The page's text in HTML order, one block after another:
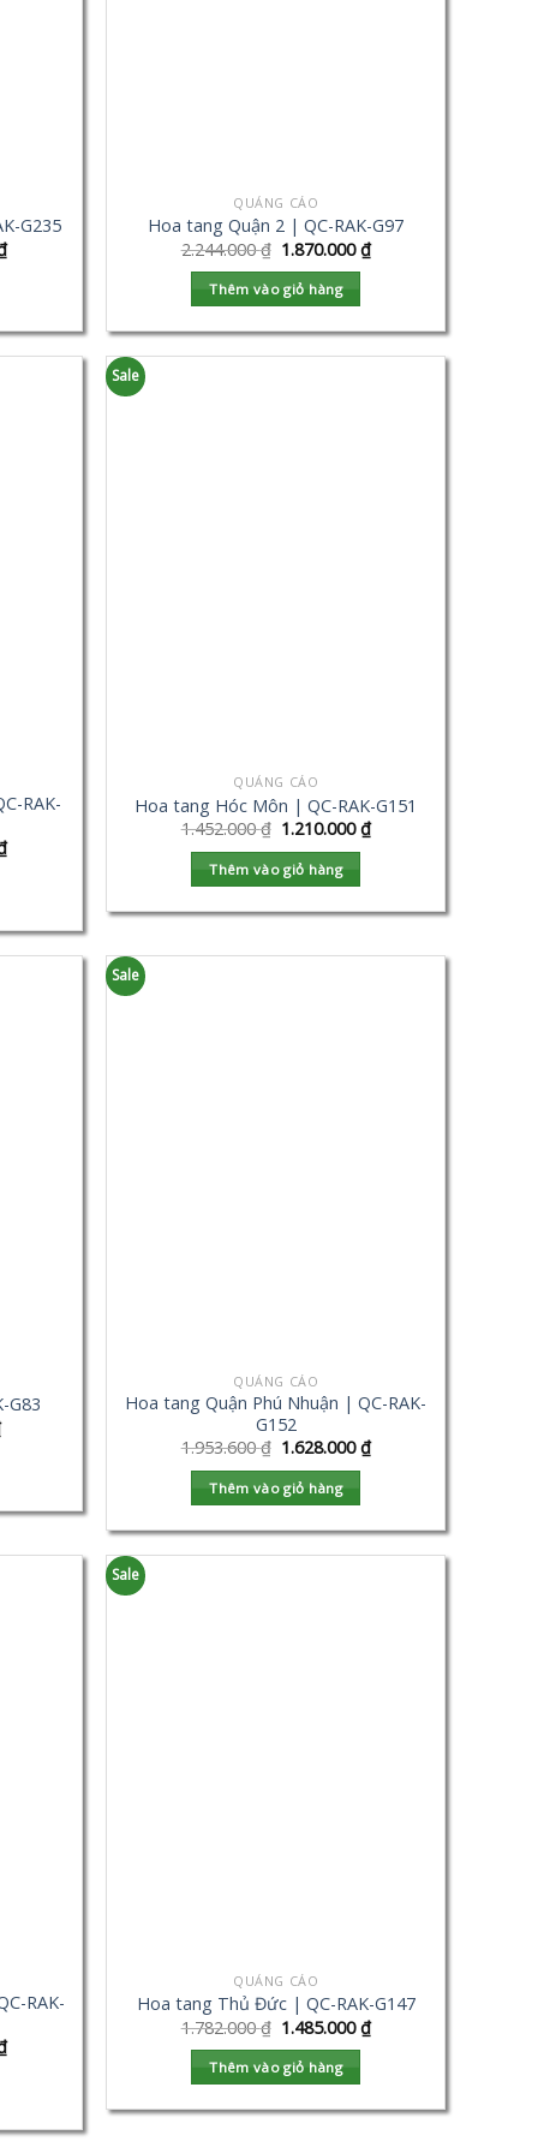
G235
QUẢNG CÁO
Hoa tang Quận 2 | QC-RAK-G97
2.244.000₫ 1.870.000₫
Thêm vào giỏ hàng
RAK-
Sale
QUẢNG CÁO
Hoa tang Hóc Môn | QC-RAK-G151
1.452.000₫ 1.210.000₫
Thêm vào giỏ hàng
G83
Sale
QUẢNG CÁO
Hoa tang Quận Phú Nhuận | QC-RAK-
G152
1.953.600₫ 1.628.000₫
Thêm vào giỏ hàng
RAK-
Sale
QUẢNG CÁO
Hoa tang Thủ Đức | QC-RAK-G147
1.782.000₫ 1.485.000₫
Thêm vào giỏ hàng